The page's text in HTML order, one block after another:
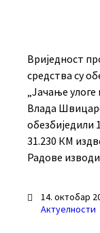
Вриједност
средства су
„Јачање улоге
Влада
обезбиједили
31.230 КМ
Радове
14. октобар
Актуелности